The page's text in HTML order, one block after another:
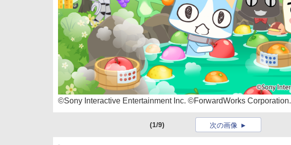
©Sony Interactive Entertainment Inc. ©ForwardWorks Corporation.
(1/9) 次の画像